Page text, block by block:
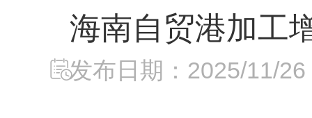
海南自贸港加工
发布日期：2025/11/26